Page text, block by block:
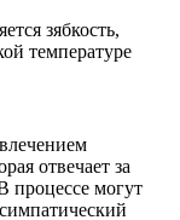
отвечает за
процессе могут